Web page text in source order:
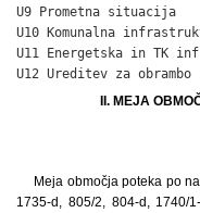
U9 Prometna
U10 Komunalna
U11 Energetska in TK
U12 Ureditev za
II. MEJA
Meja območja poteka po
1735-d, 805/2, 804-d, 1740/